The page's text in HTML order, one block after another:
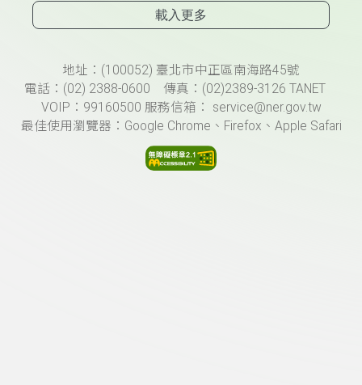
載入更多
頁尾資訊地址：(100052) 臺北市中正區南海路45號
電話：(02) 2388-0600 傳真：(02)2389-3126 TANET
VOIP：99160500 服務信箱： service@ner.gov.tw
最佳使用瀏覽器：Google Chrome、Firefox、Apple Safari